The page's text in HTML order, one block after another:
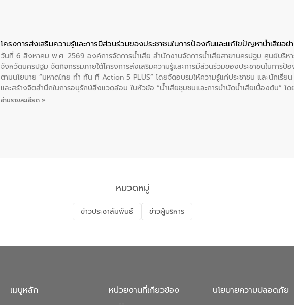
โครงการส่งเสริมความรู้และการมีส่วนร่วมของประชาชนในการป้องกันและแก้ไขปัญหาน้ำเสียอย่
วันที่ 6 สิงหาคม พ.ศ. 2569 องค์การจัดการน้ำเสีย สำนักงานจัดการน้ำเสียสาขานครปฐม ศูนย์บริห
จังหวัดนครปฐม จัดกิจกรรมภายใต้โครงการส่งเสริมความรู้และการมีส่วนร่วมของประชาชนในการ
ตามนโยบาย “มหาดไทย ทำ ทัน ที Action 5 PLUS” โดยจัดอบรมให้ความรู้แก่ประชาชน และนักเรีย
และสร้างจิตสำนึกในการอนุรักษ์สิ่งแวดล้อม ในหัวข้อ “น้ำเสียชุมชนและการบำบัดน้ำเสียเบื้องต้น” โ
ของน้ำเสีย แนวทางการลดการเกิดน้ำเสียจากแหล่งกำเนิด การบำบัดน้ำเสียเบื้องต้นในครัวเรือน ณ
อ่านรายละเอียด »
หมวดหมู่
ข่าวประชาสัมพันธ์ ข่าวผู้บริหาร
เมนูหลัก หน่วยงานที่เกียวข้อง นโยบายความปลอดภัย